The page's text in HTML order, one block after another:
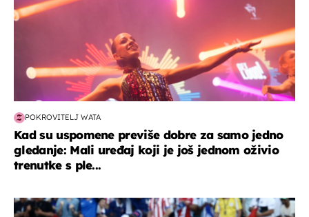
POKROVITELJ WATA
Kad su uspomene previše dobre za samo jedno
gledanje: Mali uređaj koji je još jednom oživio
trenutke s ple...
svjetsko prvenstvo 2026